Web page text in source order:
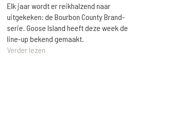
Elk jaar wordt er reikhalzend naar
uitgekeken: de Bourbon County Brand-
serie. Goose Island heeft deze week de
line-up bekend gemaakt.
Verder lezen